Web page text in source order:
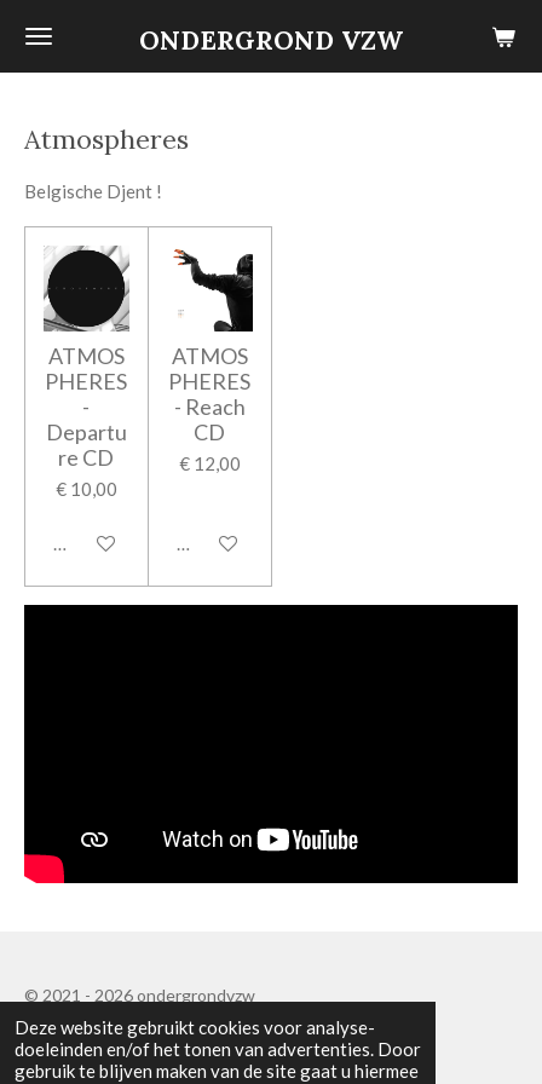
Deze website gebruikt cookies voor analyse-
doeleinden en/of het tonen van advertenties. Door
gebruik te blijven maken van de site gaat u hiermee
Ga
hoofdinhoud
ONDERGROND VZW
Atmospheres
Belgische Djent !
ATMOS
PHERES
-
Departu
re CD
€ 10,00
In winkelwagen
ATMOS
PHERES
- Reach
CD
€ 12,00
In winkelwagen
© 2021 - 2026 ondergrondvzw
Powered byJouwWeb